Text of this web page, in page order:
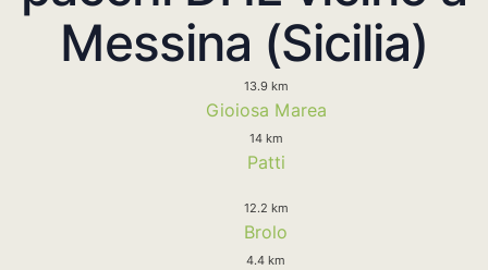
Messina (Sicilia)
13.9 km
Gioiosa Marea
14 km
Patti
12.2 km
Brolo
4.4 km